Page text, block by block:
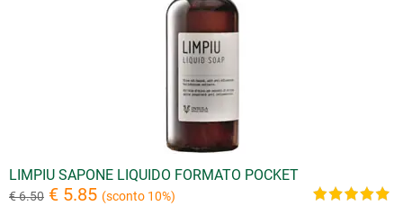
LIMPIU SAPONE LIQUIDO FORMATO POCKET
€ 6.50 € 5.85 (sconto 10%)